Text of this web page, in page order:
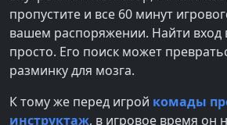
пропустите и все 60 минут
вашем распоряжении. Найти вход
просто. Его поиск может
разминку для мозга.
К тому же перед игрой комады
инструктаж, в игровое время он